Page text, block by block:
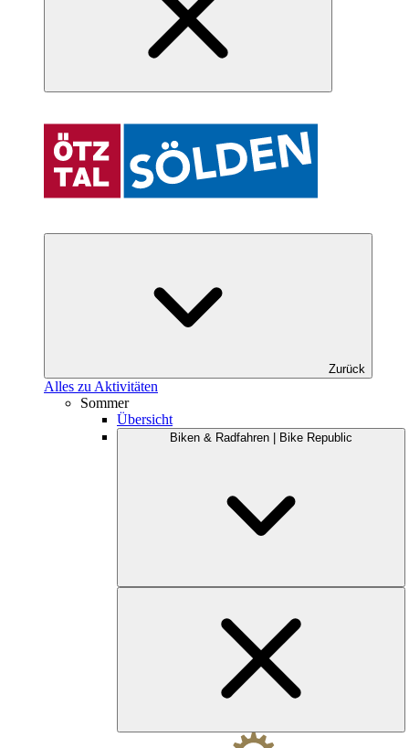
Zurück
Alles zu Aktivitäten
Sommer
Übersicht
Biken & Radfahren | Bike Republic